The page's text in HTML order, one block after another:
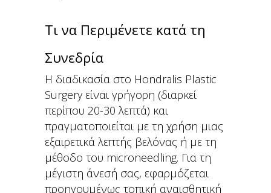
Τι να Περιμένετε κατά τη
Συνεδρία
Η διαδικασία στο Hondralis Plastic
Surgery είναι γρήγορη (διαρκεί
περίπου 20-30 λεπτά) και
πραγματοποιείται με τη χρήση μιας
εξαιρετικά λεπτής βελόνας ή με τη
μέθοδο του microneedling. Για τη
μέγιστη άνεσή σας, εφαρμόζεται
προηγουμένως τοπική αναισθητική